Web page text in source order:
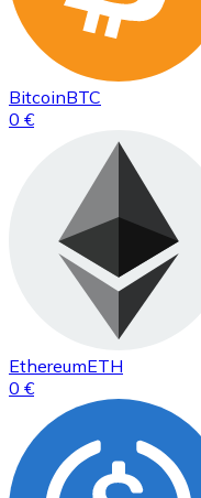
BitcoinBTC
0 €
EthereumETH
0 €